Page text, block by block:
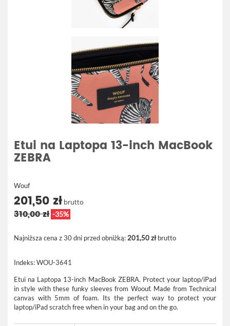
Etui na Laptopa 13-inch MacBook
ZEBRA
Wouf
201,50 zł brutto
310,00 zł -35%
Najniższa cena z 30 dni przed obniżką: 201,50 złbrutto
Indeks:WOU-3641
Etui na Laptopa 13-inch MacBook ZEBRA. Protect your laptop/iPad
in style with these funky sleeves from Woouf. Made from Technical
canvas with 5mm of foam. Its the perfect way to protect your
laptop/iPad scratch free when in your bag and on the go.